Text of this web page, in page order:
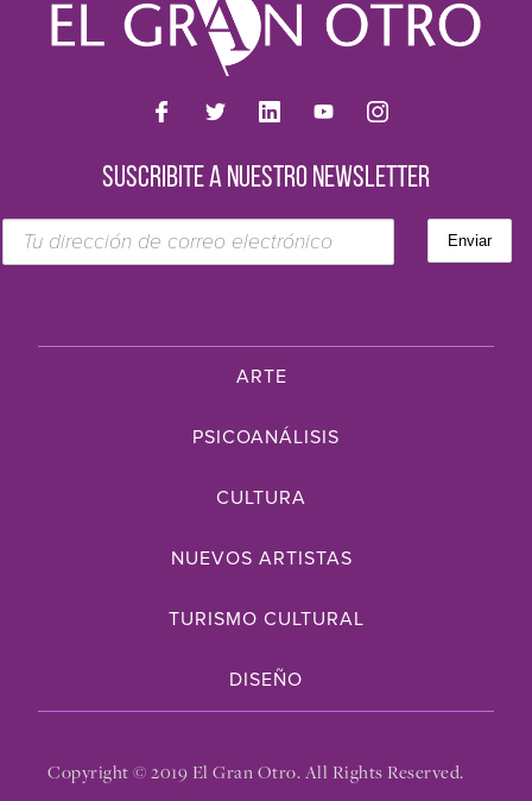
SUSCRIBITE A NUESTRO NEWSLETTER
ARTE
PSICOANÁLISIS
CULTURA
NUEVOS ARTISTAS
TURISMO CULTURAL
DISEÑO
Copyright © 2019 El Gran Otro. All Rights Reserved.